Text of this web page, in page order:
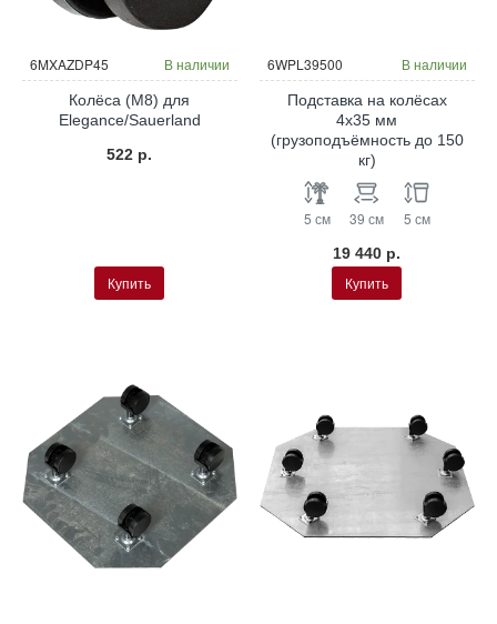
6MXAZDP45 В наличии
Колёса (M8) для
Elegance/Sauerland
522 р.
Купить
6WPL39500 В наличии
Подставка на колёсах
4x35 мм
(грузоподъёмность до 150
кг)
5 см 39 см 5 см
19 440 р.
Купить